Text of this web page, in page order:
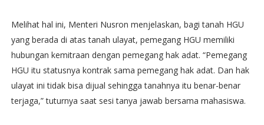
Melihat hal ini, Menteri Nusron menjelaskan, bagi tanah HGU
yang berada di atas tanah ulayat, pemegang HGU memiliki
hubungan kemitraan dengan pemegang hak adat. “Pemegang
HGU itu statusnya kontrak sama pemegang hak adat. Dan hak
ulayat ini tidak bisa dijual sehingga tanahnya itu benar-benar
terjaga,” tuturnya saat sesi tanya jawab bersama mahasiswa.